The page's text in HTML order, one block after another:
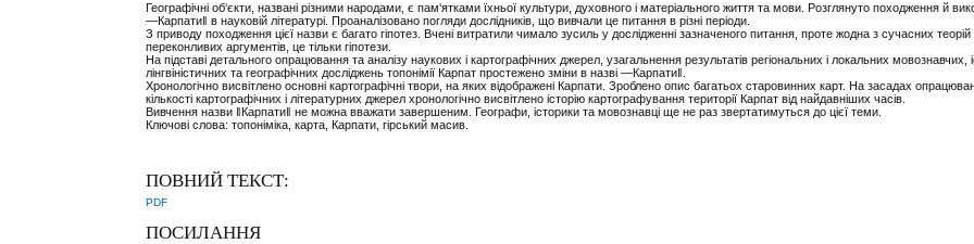
Географічні об‘єкти, названі різними народами, є пам‘ятками їхньої культури, духовного і матеріального життя та мови. Розглянуто походження й
―Карпати‖ в науковій літературі. Проаналізовано погляди дослідників, що вивчали це питання в різні періоди.
З приводу походження цiєї назви є багато гіпотез. Вчені витратили чимало зусиль у дослiдженнi зазначеного питання, проте жодна з сучасних
переконливих аргументiв, це тiльки гiпотези.
На підставі детального опрацювання та аналізу наукових і картографічних джерел, узагальнення результатів регіональних і локальних мовознавчих,
лінгвіністичних та географічних досліджень топонімії Карпат простежено зміни в назві ―Карпати‖.
Хронологічно висвітлено основні картографічні твори, на яких відображені Карпати. Зроблено опис багатьох старовинних карт. На засадах
кількості картографічних і літературних джерел хронологічно висвітлено історію картографування території Карпат від найдавніших часів.
Вивчення назви ‖Карпати‖ не можна вважати завершеним. Географи, історики та мовознавці ще не раз звертатимуться до цієї теми.
Ключові слова: топоніміка, карта, Карпати, гірський масив.
ПОВНИЙ ТЕКСТ:
PDF
ПОСИЛАННЯ